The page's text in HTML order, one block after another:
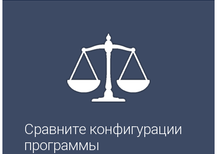
Сравните конфигурации
программы